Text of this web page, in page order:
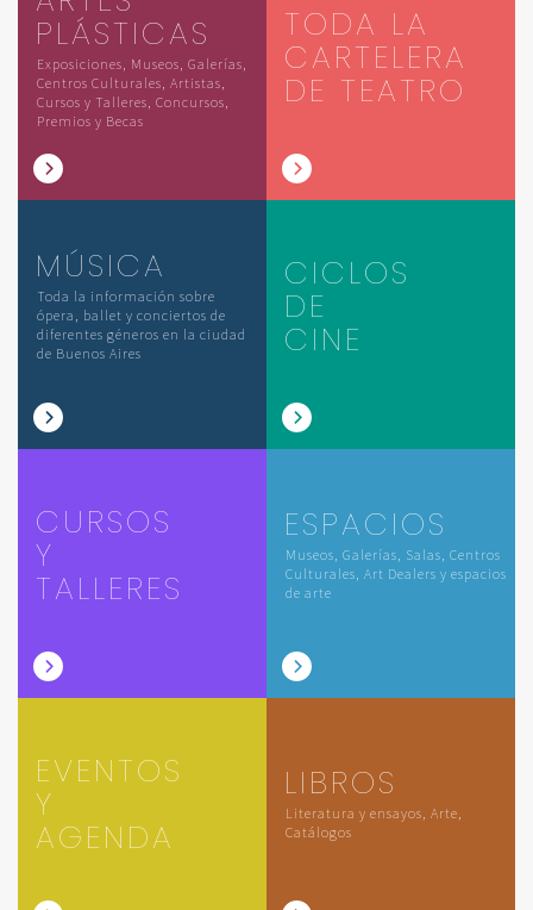
PLÁSTICAS
Exposiciones, Museos, Galerías,
Centros Culturales, Artistas,
Cursos y Talleres, Concursos,
Premios y Becas
TODA LA
CARTELERA
DE TEATRO
MÚSICA
Toda la información sobre
ópera, ballet y conciertos de
diferentes géneros en la ciudad
de Buenos Aires
CICLOS
DE
CINE
CURSOS
Y
TALLERES
ESPACIOS
Museos, Galerías, Salas, Centros
Culturales, Art Dealers y espacios
de arte
EVENTOS
Y
AGENDA
LIBROS
Literatura y ensayos, Arte,
Catálogos